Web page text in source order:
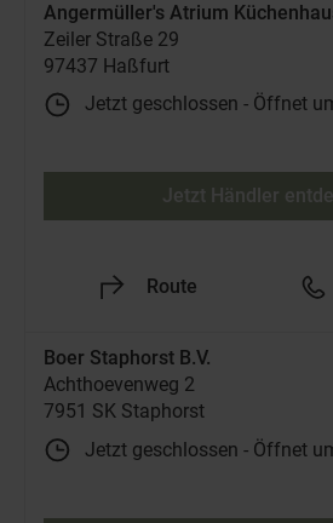
Angermüller's Atrium
Zeiler Straße 29
97437 Haßfurt
Jetzt geschlossen - Öffnet
Jetzt Händler
Route
Boer Staphorst B.V.
Achthoevenweg 2
7951 SK Staphorst
Jetzt geschlossen - Öffnet